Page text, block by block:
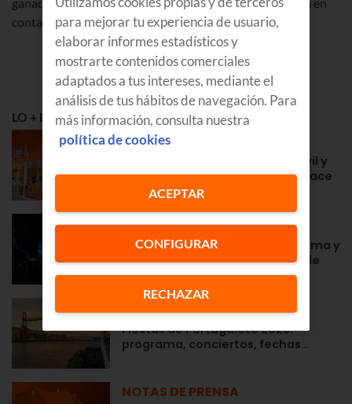
contacto con los ganadores vía telefónica.
LO + LEÍDO
APRENDE
Euskaltel en Navarra: fibra, móvil y
la cercanía de siempre desde hace
años
GOZATU
Fiestas en Zarautz 2026: programa y
conciertos de la Semana Grande
Fiestas de Portugalete 2026:
programa, conciertos, fechas…
NOTAS DE PRENSA
para mejorar tu experiencia de usuario,
elaborar informes estadísticos y
mostrarte contenidos comerciales
adaptados a tus intereses, mediante el
análisis de tus hábitos de navegación. Para
más información, consulta nuestra
política de cookies
CONFIGURAR
RECHAZAR
ACEPTAR